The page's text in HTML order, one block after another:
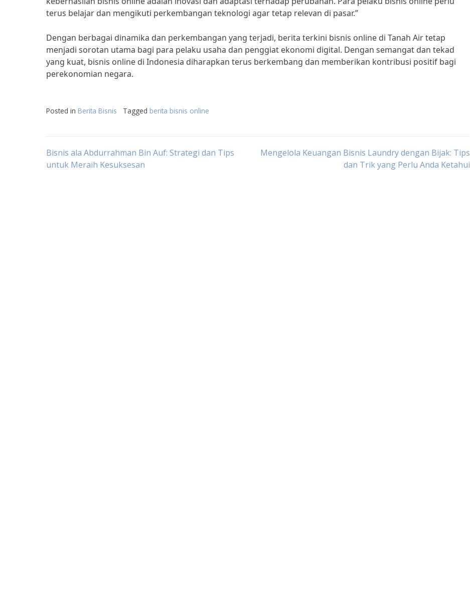
terus belajar dan mengikuti perkembangan teknologi agar tetap relevan di pasar.”
Dengan berbagai dinamika dan perkembangan yang terjadi, berita terkini bisnis online di Tanah Air tetap
menjadi sorotan utama bagi para pelaku usaha dan penggiat ekonomi digital. Dengan semangat dan tekad
yang kuat, bisnis online di Indonesia diharapkan terus berkembang dan memberikan kontribusi positif bagi
perekonomian negara.
Posted in Berita Bisnis Tagged berita bisnis online
Post
Bisnis ala Abdurrahman Bin Auf: Strategi dan Tips
untuk Meraih Kesuksesan
Mengelola Keuangan Bisnis Laundry dengan Bijak: Tips
dan Trik yang Perlu Anda Ketahui